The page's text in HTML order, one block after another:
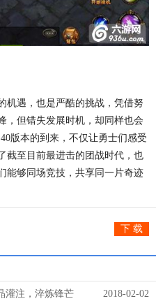
机遇，也是严酷的挑战，凭借努
，但错失发展时机，却同样也会
版本的到来，不仅让勇士们感受
截至目前最进击的团战时代，也
能够同场竞技，共享同一片奇迹
下 载
2018-02-02
灌注，淬炼锋芒